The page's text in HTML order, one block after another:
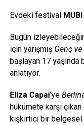
Evdeki festival MUBI
Bugün
için yarışmış Genç
başlayan 17 yaşında
anlatıyor.
Eliza Capai’ye
hükümete karşı
kışkırtıcı bir